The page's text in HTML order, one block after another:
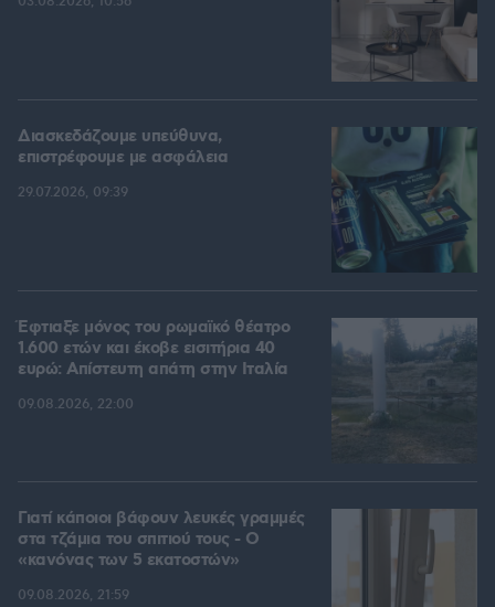
Διασκεδάζουμε υπεύθυνα,
επιστρέφουμε με ασφάλεια
29.07.2026, 09:39
Έφτιαξε μόνος του ρωμαϊκό θέατρο
1.600 ετών και έκοβε εισιτήρια 40
ευρώ: Απίστευτη απάτη στην Ιταλία
09.08.2026, 22:00
Γιατί κάποιοι βάφουν λευκές γραμμές
στα τζάμια του σπιτιού τους - Ο
«κανόνας των 5 εκατοστών»
09.08.2026, 21:59